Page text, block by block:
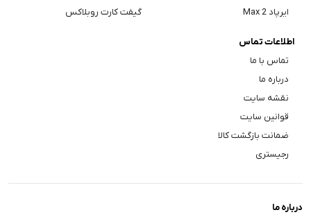
ایرپاد Max 2
گیفت کارت روبلاکس
اطلاعات تماس
تماس با ما
درباره ما
نقشه سایت
قوانین سایت
ضمانت بازگشت کالا
رجیستری
درباره ما